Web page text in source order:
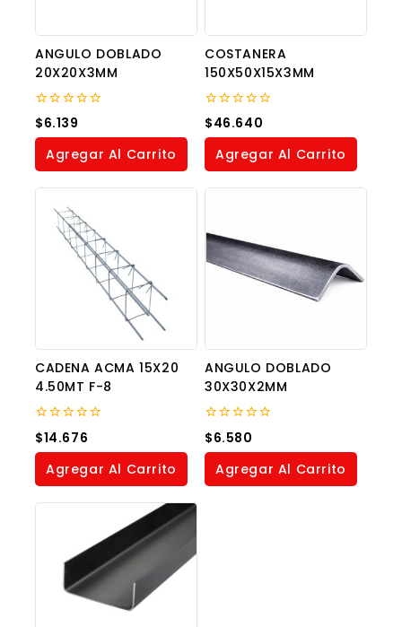
ANGULO DOBLADO
20X20X3MM
0
out
of
$6.139
Agregar Al Carrito
COSTANERA
150X50X15X3MM
0
out
of
$46.640
Agregar Al Carrito
CADENA ACMA 15X20
4.50MT F-8
0
out
of
$14.676
Agregar Al Carrito
ANGULO DOBLADO
30X30X2MM
0
out
of
$6.580
Agregar Al Carrito